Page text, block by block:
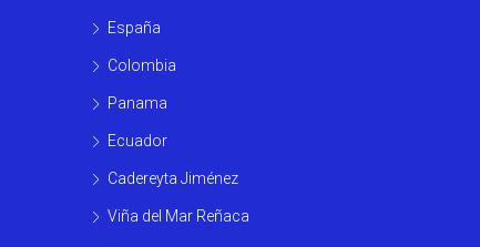
España
Colombia
Panama
Ecuador
Cadereyta Jiménez
Viña del Mar Reñaca